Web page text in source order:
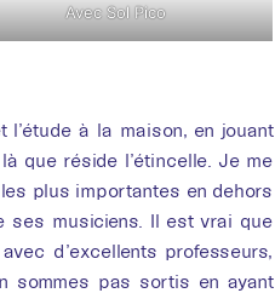
Avec Sol Pico
à la maison, en jouant
que réside l’étincelle. Je me
plus importantes en dehors
ses musiciens. Il est vrai que
d’excellents professeurs,
sommes pas sortis en ayant